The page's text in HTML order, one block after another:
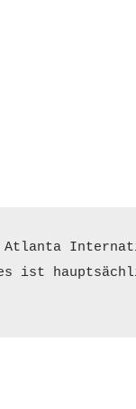
Atlanta
ist